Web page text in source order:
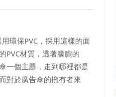
環保PVC，採用這樣的面
PVC材質，透著朦朧的
一個主題，走到哪裡都是
對於廣告傘的擁有者來